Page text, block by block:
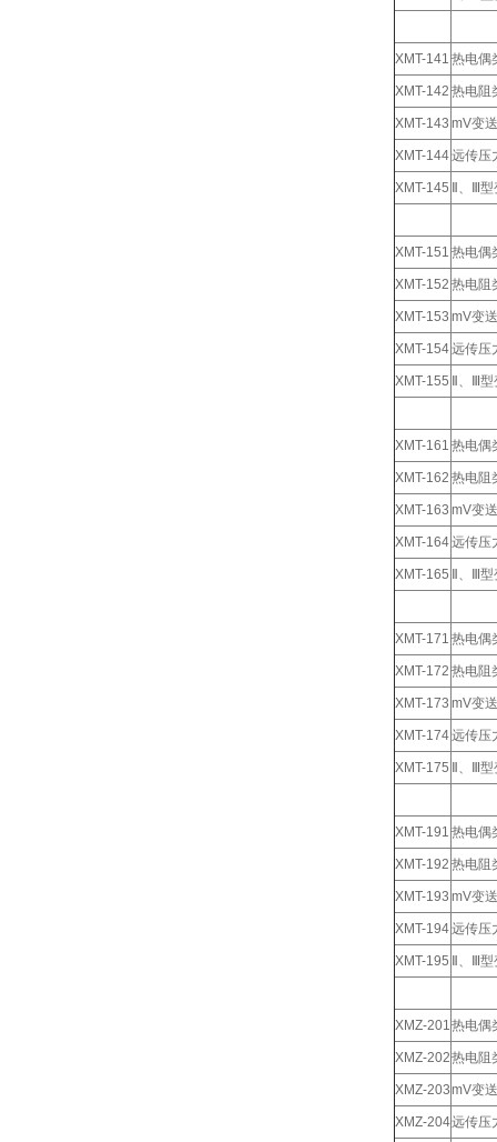
XMT-141 热电偶
XMT-142 热电阻
XMT-143 mV变
XMT-144远传压
XMT-145 Ⅱ、Ⅲ
XMT-151 热电偶
XMT-152 热电阻
XMT-153 mV变
XMT-154远传压
XMT-155 Ⅱ、Ⅲ
XMT-161 热电偶
XMT-162 热电阻
XMT-163 mV变
XMT-164远传压
XMT-165 Ⅱ、Ⅲ
XMT-171 热电偶
XMT-172 热电阻
XMT-173 mV变
XMT-174远传压
XMT-175 Ⅱ、Ⅲ
XMT-191 热电偶
XMT-192 热电阻
XMT-193 mV变
XMT-194远传压
XMT-195 Ⅱ、Ⅲ
XMZ-201热电偶
XMZ-202热电阻
XMZ-203mV变
XMZ-204远传压